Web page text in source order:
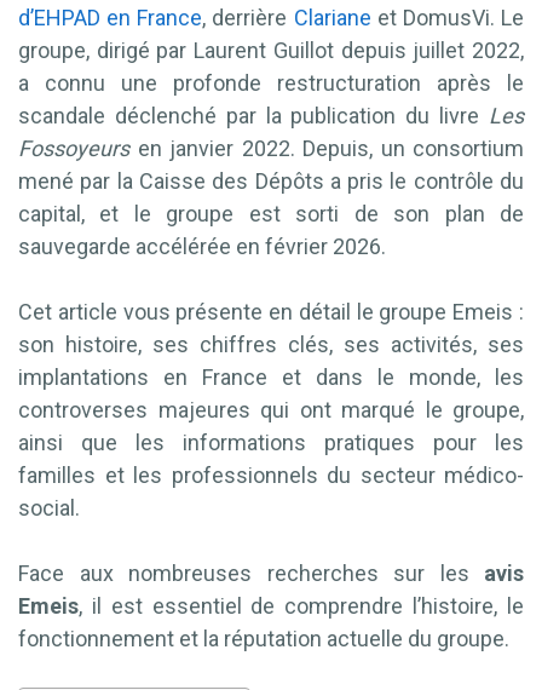
d’EHPAD en France, derrière Clariane et DomusVi. Le
groupe, dirigé par Laurent Guillot depuis juillet 2022,
a connu une profonde restructuration après le
scandale déclenché par la publication du livre Les
Fossoyeursen janvier 2022. Depuis, un consortium
mené par la Caisse des Dépôts a pris le contrôle du
capital, et le groupe est sorti de son plan de
sauvegarde accélérée en février 2026.
Cet article vous présente en détail le groupe Emeis :
son histoire, ses chiffres clés, ses activités, ses
implantations en France et dans le monde, les
controverses majeures qui ont marqué le groupe,
ainsi que les informations pratiques pour les
familles et les professionnels du secteur médico-
social.
Face aux nombreuses recherches sur les avis
Emeis, il est essentiel de comprendre l’histoire, le
fonctionnement et la réputation actuelle du groupe.